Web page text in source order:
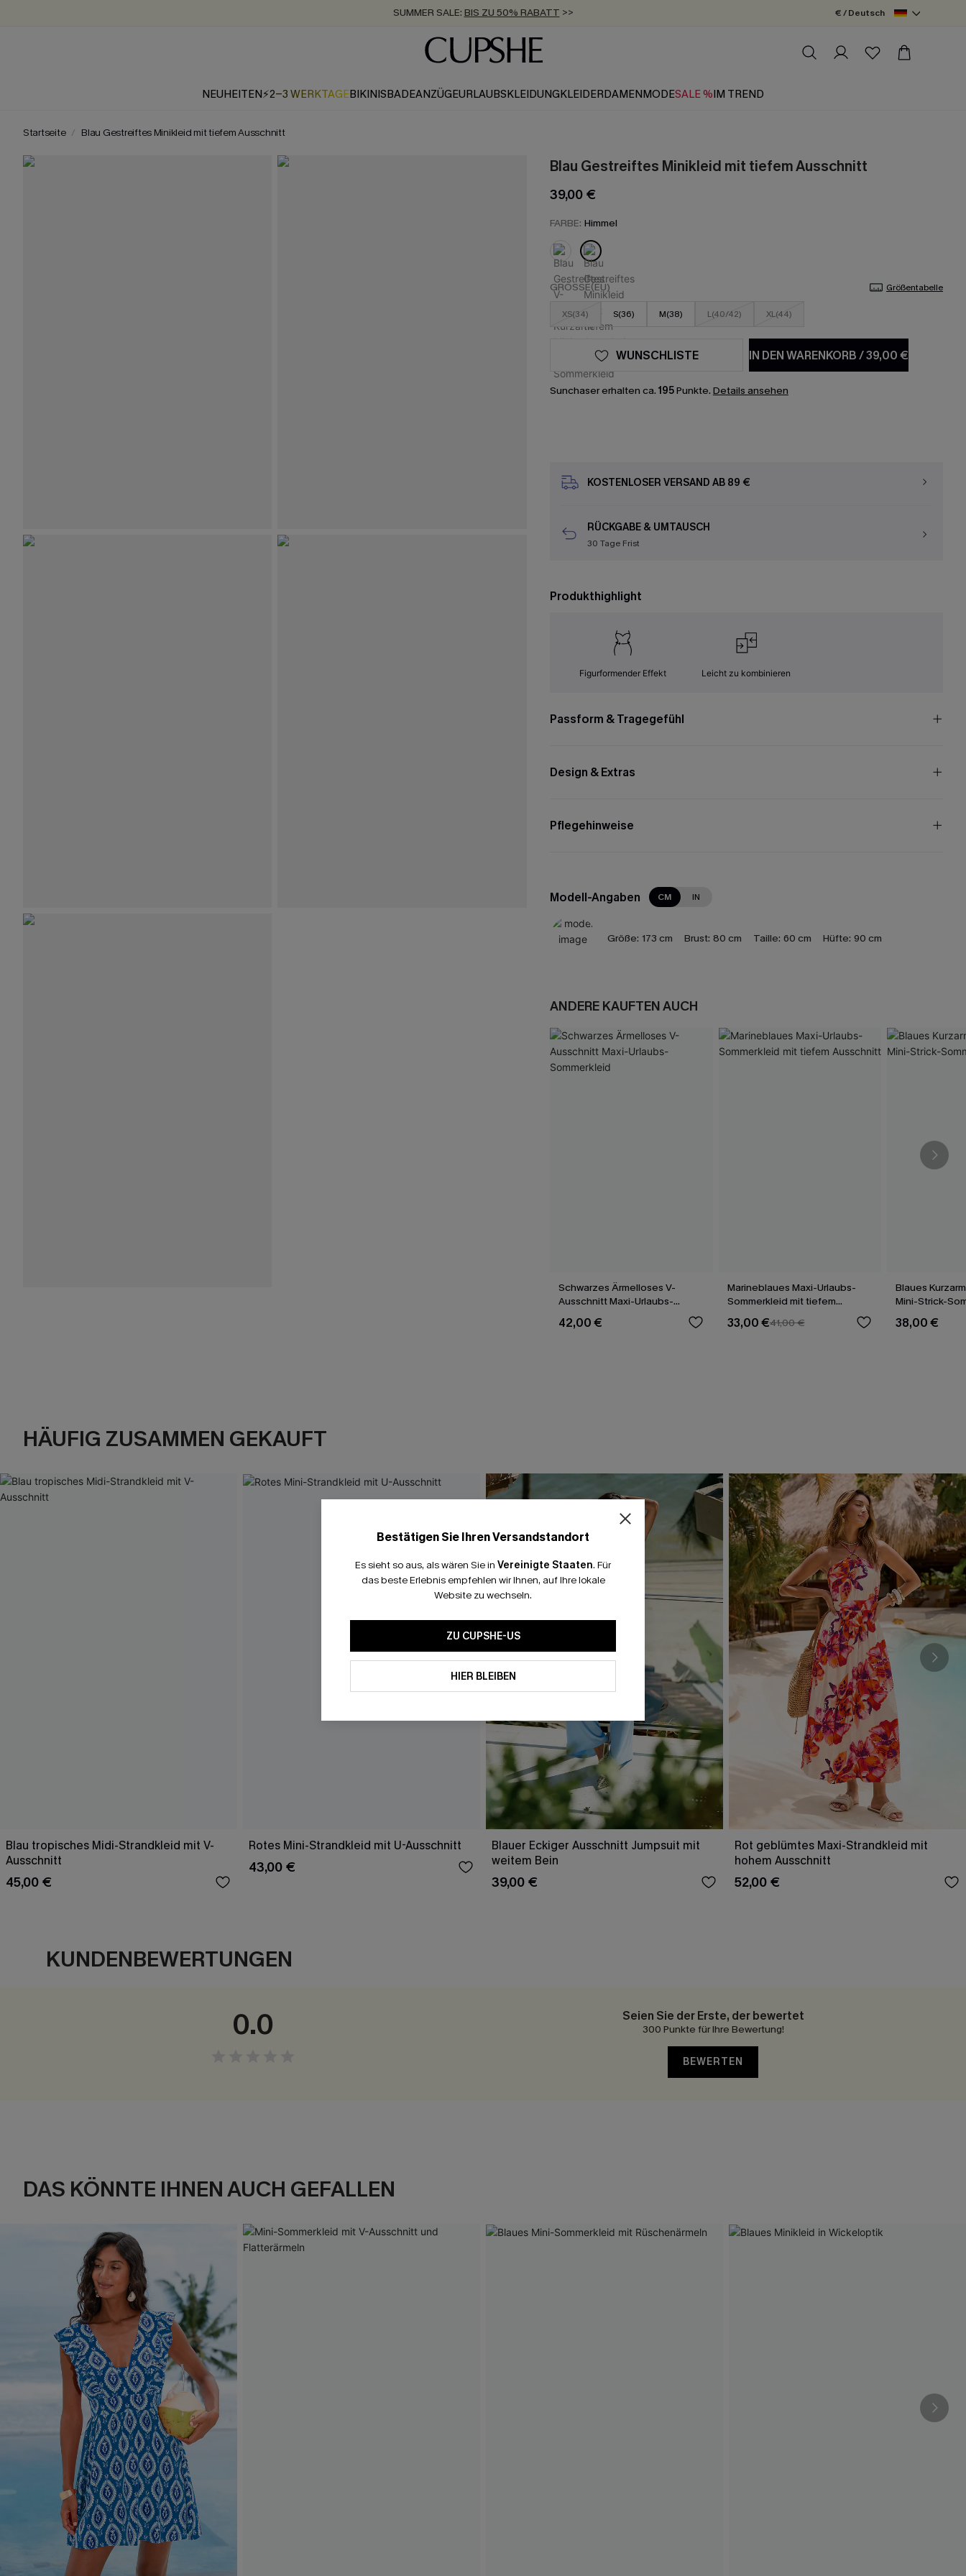
SUMMER SALE: BIS ZU 50% RABATT >>
ZUM NEWSLETTER:BIS ZU -20% EXTRA ERHALTEN
KOSTENLOSER VERSAND AB 89 €
€ / Deutsch
NEUHEITEN⚡2-3 WERKTAGEBIKINISBADEANZÜGEURLAUBSKLEIDUNGKLEIDERDAMENMODESALE %IM TREND
Startseite Blau Gestreiftes Minikleid mit tiefem Ausschnitt
Blau Gestreiftes Minikleid mit tiefem Ausschnitt
39,00 €
FARBE: Himmel
GRÖSSE(EU) Größentabelle
XS(34) S(36) M(38) L(40/42) XL(44)
IN DEN WARENKORB/39,00 €
WUNSCHLISTE
Sunchaser erhalten ca. 195Punkte. Details ansehen
KOSTENLOSER VERSAND AB 89 €
RÜCKGABE & UMTAUSCH
30 Tage Frist
Produkthighlight
Figurformender Effekt Leicht zu kombinieren
Passform & Tragegefühl
Design & Extras
Pflegehinweise
Modell-Angaben CM IN
Größe: 173 cm Brust: 80 cm Taille: 60 cm Hüfte: 90 cm
ANDERE KAUFTEN AUCH
Schwarzes Ärmelloses V-
Ausschnitt Maxi-Urlaubs-
Sommerkleid
42,00 €
Marineblaues Maxi-Urlaubs-
Sommerkleid mit tiefem
Ausschnitt
33,00 €41,00 €
Blaues
Mini-Strick-
38,00 €
HÄUFIG ZUSAMMEN GEKAUFT
Blau tropisches Midi-Strandkleid mit V-
Ausschnitt
45,00 €
Rotes Mini-Strandkleid mit U-Ausschnitt
43,00 €
Blauer Eckiger Ausschnitt Jumpsuit mit
weitem Bein
39,00 €
Rot geblümtes Maxi-Strandkleid mit
hohem Ausschnitt
52,00 €
KUNDENBEWERTUNGEN
0.0 Seien Sie der Erste, der bewertet
300 Punkte für Ihre Bewertung!
BEWERTEN
DAS KÖNNTE IHNEN AUCH GEFALLEN
Bestätigen Sie Ihren Versandstandort
Es sieht so aus, als wären Sie in Vereinigte Staaten. Für
das beste Erlebnis empfehlen wir Ihnen, auf Ihre lokale
Website zu wechseln.
ZU CUPSHE-US
HIER BLEIBEN